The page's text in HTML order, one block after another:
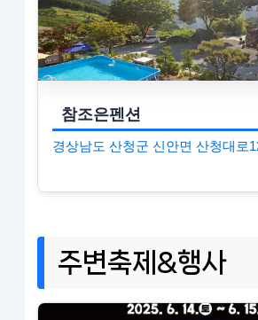
참조은펜션
경상남도 산청군 신안면 산청대로
주변축제&행사